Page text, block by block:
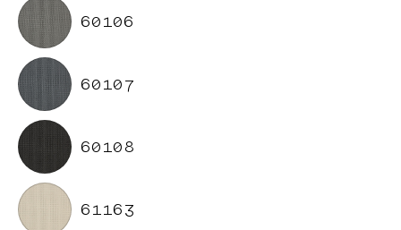
60106
60107
60108
61163